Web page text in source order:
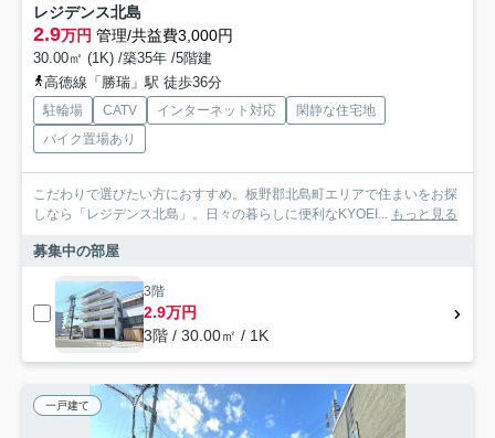
レジデンス北島
2.9万円 管理/共益費3,000円
30.00㎡ (1K) /築35年 /5階建
高徳線「勝瑞」駅 徒歩36分
駐輪場 CATV インターネット対応
閑静な住宅地
バイク置場あり
こだわりで選びたい方におすすめ。板野郡北島町エリアで住まいをお探
しなら「レジデンス北島」。日々の暮らしに便利なKYOEI...
もっと見る
募集中の部屋
3階
2.9万円
3階 / 30.00㎡ / 1K
一戸建て